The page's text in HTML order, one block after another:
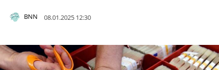
BNN 08.01.2025 12:30